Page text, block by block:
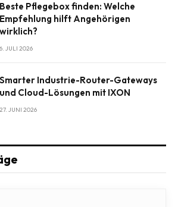
Beste Pflegebox finden: Welche
Empfehlung hilft Angehörigen
wirklich?
6. JULI 2026
Smarter Industrie-Router-Gateways
und Cloud-Lösungen mit IXON
27. JUNI 2026